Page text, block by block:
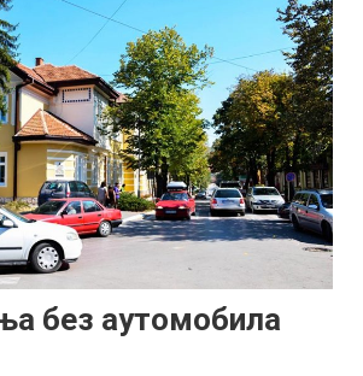
без аутомобила